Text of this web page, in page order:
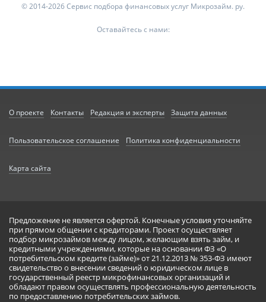
© 2014-2026 Сервис подбора финансовых услуг Микрозайм. ру.
Оставайтесь с нами:
О проекте Контакты Редакция и эксперты Защита данных
Пользовательское соглашение Политика конфиденциальности
Карта сайта
Предложение не является офертой. Конечные условия уточняйте
при прямом общении с кредиторами. Проект осуществляет
подбор микрозаймов между лицом, желающим взять займ, и
кредитными учреждениями, которые на основании ФЗ «О
потребительском кредите (займе)» от 21.12.2013 № 353-ФЗ имеют
свидетельство о внесении сведений о юридическом лице в
государственный реестр микрофинансовых организаций и
обладают правом осуществлять профессиональную деятельность
по предоставлению потребительских займов.